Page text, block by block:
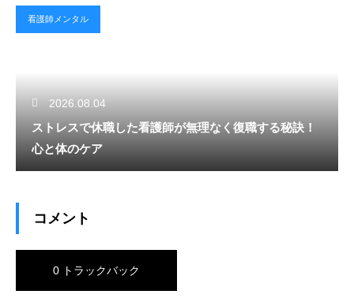
看護師メンタル
2026.08.04
ストレスで休職した看護師が無理なく復職する秘訣！
心と体のケア
コメント
0 トラックバック